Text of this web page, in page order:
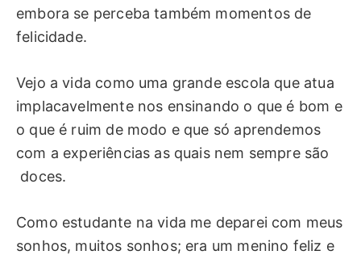
embora se perceba também momentos de
felicidade.
Vejo a vida como uma grande escola que atua
implacavelmente nos ensinando o que é bom e
o que é ruim de modo e que só aprendemos
com a experiências as quais nem sempre são
doces.
Como estudante na vida me deparei com meus
sonhos, muitos sonhos; era um menino feliz e